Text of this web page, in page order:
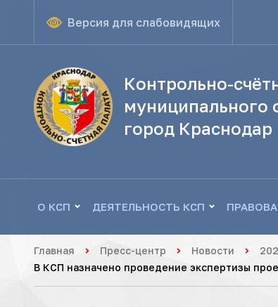
Версия для слабовидящих
Контрольно-
муниципального
город Краснодар
О КСП ДЕЯТЕЛЬНОСТЬ КСП
Главная Пресс-центр Новости
В КСП назначено проведение экспертизы